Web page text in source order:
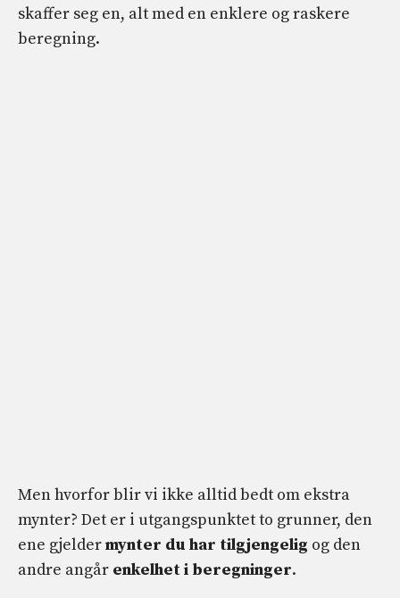
skaffer seg en, alt med en enklere og raskere
beregning.
Men hvorfor blir vi ikke alltid bedt om ekstra
mynter? Det er i utgangspunktet to grunner, den
ene gjeldermynter du har tilgjengelig og den
andre angår enkelhet i beregninger.